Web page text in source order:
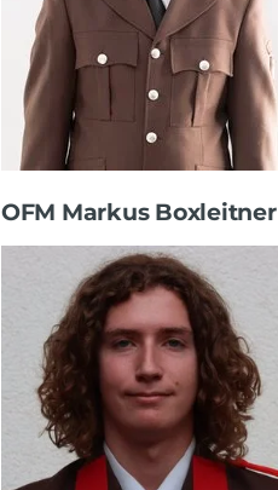
OFM Markus Boxleitner